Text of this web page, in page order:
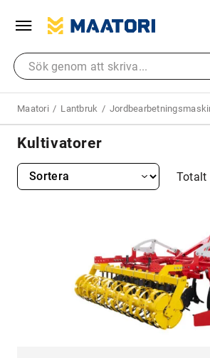
Maatori Lantbruk
Kultivatorer
Totalt